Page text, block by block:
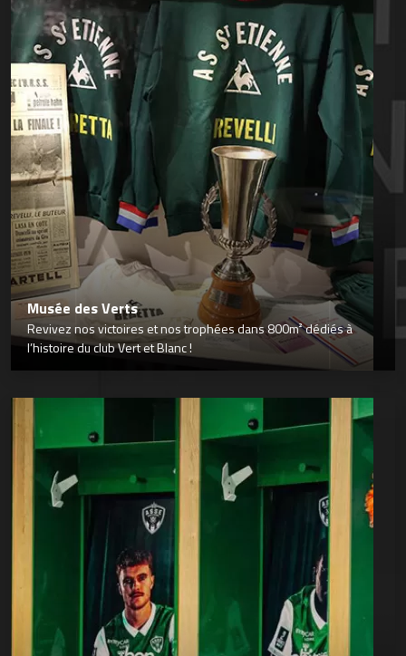
Musée des Verts
Revivez nos victoires et nos trophées dans 800m² dédiés à
l’histoire du club Vert et Blanc !